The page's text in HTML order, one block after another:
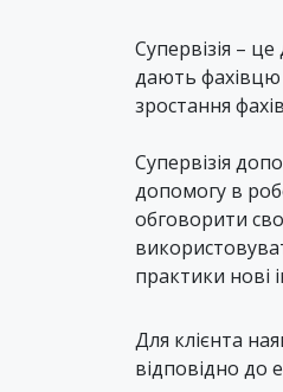
Супервізія –
дають фахівцю
зростання
Супервізія
допомогу в
обговорити
практики нові
Для клієнта
відповідно до